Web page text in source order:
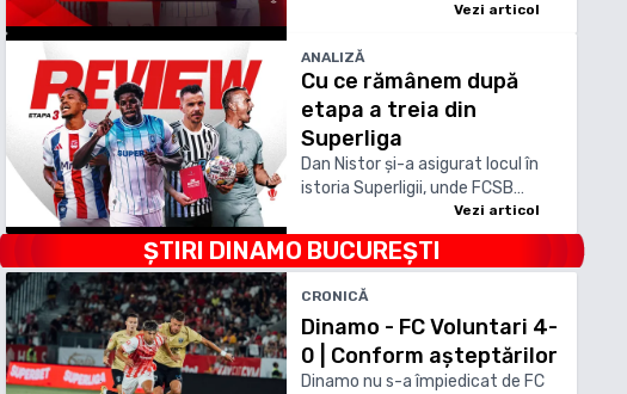
fost reprogramată în 8 octombrie,
pregătească dubla cu Tromso, din
preliminariile Conference League
Vezi articol
ANALIZĂ
Cu ce rămânem după
etapa a treia din
Superliga
Dan Nistor și-a asigurat locul în
istoria Superligii, unde FCSB
rămâne pe primul loc chiar dacă a
pierdut primele puncte
Vezi articol
ȘTIRI DINAMO BUCUREȘTI
CRONICĂ
Dinamo - FC Voluntari 4-
0 | Conform așteptărilor
Dinamo nu s-a împiedicat de FC